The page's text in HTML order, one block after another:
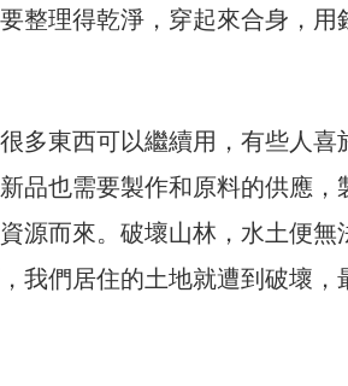
整理得乾淨，穿起來合身，用
多東西可以繼續用，有些人喜
品也需要製作和原料的供應，
源而來。破壞山林，水土便無
我們居住的土地就遭到破壞，